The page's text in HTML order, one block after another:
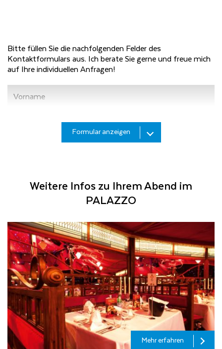
Bitte füllen Sie die nachfolgenden Felder des
Kontaktformulars aus. Ich berate Sie gerne und freue mich
auf Ihre individuellen Anfragen!
Ihrer
Mail
Nachricht
Hiermit willige ich – jederzeit widerruflich – in die
Formular anzeigen
Weitere Infos zu Ihrem Abend im
PALAZZO
Mehr erfahren